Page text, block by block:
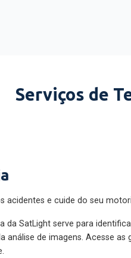
Serviços de
acidentes e cuide do seu
da SatLight serve para
análise de imagens. Acesse as